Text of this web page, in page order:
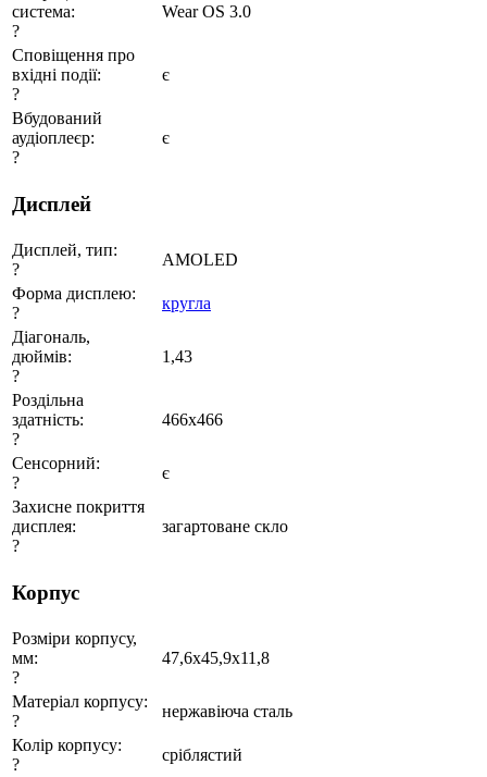
система:
?
Wear OS 3.0
Сповіщення про
вхідні події:
?
є
Вбудований
аудіоплеєр:
?
є
Дисплей
Дисплей, тип:
?
AMOLED
Форма дисплею:
?
кругла
Діагональ,
дюймів:
?
1,43
Роздільна
здатність:
?
466x466
Сенсорний:
?
є
Захисне покриття
дисплея:
?
загартоване скло
Корпус
Розміри корпусу,
мм:
?
47,6x45,9x11,8
Матеріал корпусу:
?
нержавіюча сталь
Колір корпусу:
?
сріблястий